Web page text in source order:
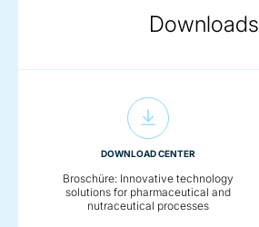
Downloads
DOWNLOAD CENTER
Broschüre: Innovative technology
solutions for pharmaceutical and
nutraceutical processes